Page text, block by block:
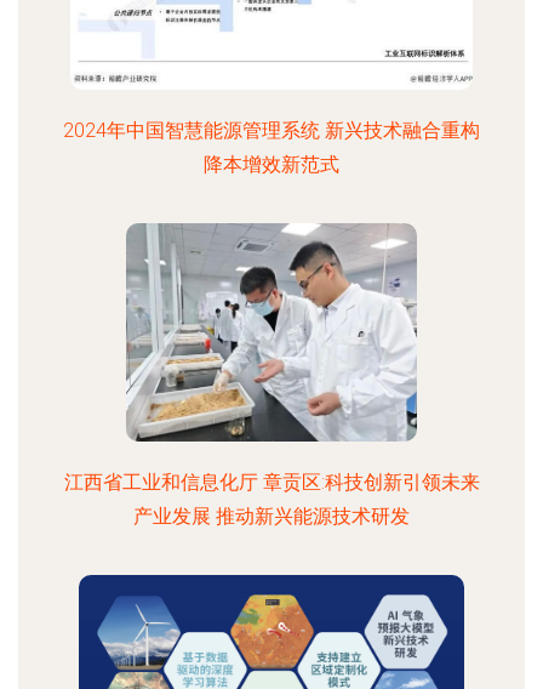
2024年中国智慧能源管理系统 新兴技术融合重构
降本增效新范式
江西省工业和信息化厅 章贡区:科技创新引领未来
产业发展 推动新兴能源技术研发